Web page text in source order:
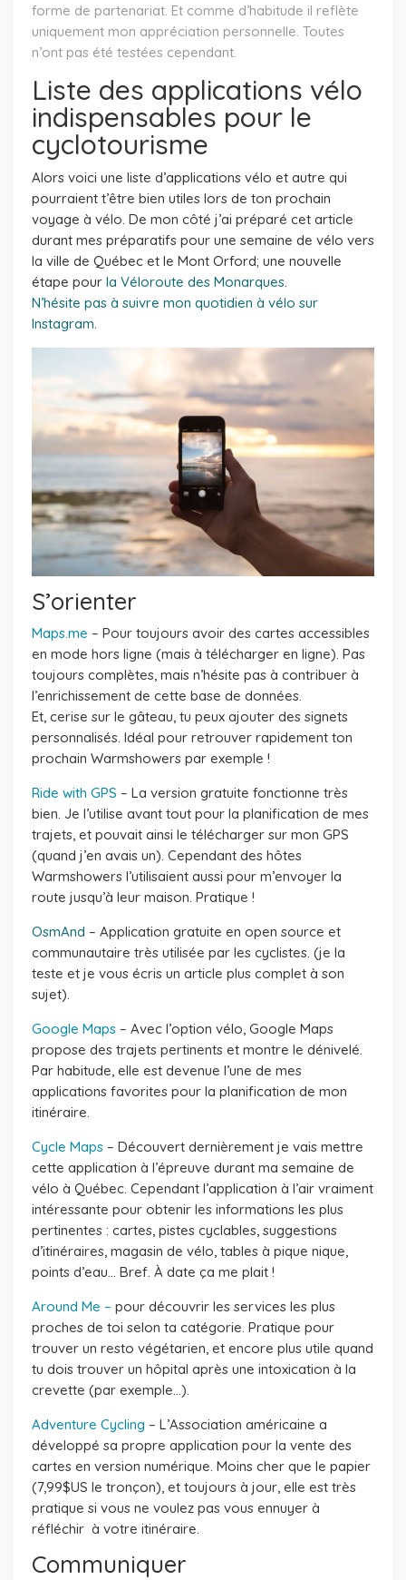
forme de partenariat. Et comme d’habitude il reflète
uniquement mon appréciation personnelle. Toutes
n’ont pas été testées cependant.
Liste des applications vélo
indispensables pour le
cyclotourisme
Alors voici une liste d’applications vélo et autre qui
pourraient t’être bien utiles lors de ton prochain
voyage à vélo. De mon côté j’ai préparé cet article
durant mes préparatifs pour une semaine de vélo vers
la ville de Québec et le Mont Orford; une nouvelle
étape pour la Véloroute des Monarques.
N’hésite pas à suivre mon quotidien à vélo sur
Instagram.
S’orienter
Maps.me – Pour toujours avoir des cartes accessibles
en mode hors ligne (mais à télécharger en ligne). Pas
toujours complètes, mais n’hésite pas à contribuer à
l’enrichissement de cette base de données.
Et, cerise sur le gâteau, tu peux ajouter des signets
personnalisés. Idéal pour retrouver rapidement ton
prochain Warmshowers par exemple !
Ride with GPS – La version gratuite fonctionne très
bien. Je l’utilise avant tout pour la planification de mes
trajets, et pouvait ainsi le télécharger sur mon GPS
(quand j’en avais un). Cependant des hôtes
Warmshowers l’utilisaient aussi pour m’envoyer la
route jusqu’à leur maison. Pratique !
OsmAnd – Application gratuite en open source et
communautaire très utilisée par les cyclistes. (je la
teste et je vous écris un article plus complet à son
sujet).
Google Maps – Avec l’option vélo, Google Maps
propose des trajets pertinents et montre le dénivelé.
Par habitude, elle est devenue l’une de mes
applications favorites pour la planification de mon
itinéraire.
Cycle Maps – Découvert dernièrement je vais mettre
cette application à l’épreuve durant ma semaine de
vélo à Québec. Cependant l’application à l’air vraiment
intéressante pour obtenir les informations les plus
pertinentes : cartes, pistes cyclables, suggestions
d’itinéraires, magasin de vélo, tables à pique nique,
points d’eau… Bref. À date ça me plait !
Around Me – pour découvrir les services les plus
proches de toi selon ta catégorie. Pratique pour
trouver un resto végétarien, et encore plus utile quand
tu dois trouver un hôpital après une intoxication à la
crevette (par exemple…).
Adventure Cycling – L’Association américaine a
développé sa propre application pour la vente des
cartes en version numérique. Moins cher que le papier
(7,99$US le tronçon), et toujours à jour, elle est très
pratique si vous ne voulez pas vous ennuyer à
réfléchir à votre itinéraire.
Communiquer